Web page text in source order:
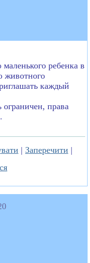
ребенка в
животного
каждый
права
| Заперечити |